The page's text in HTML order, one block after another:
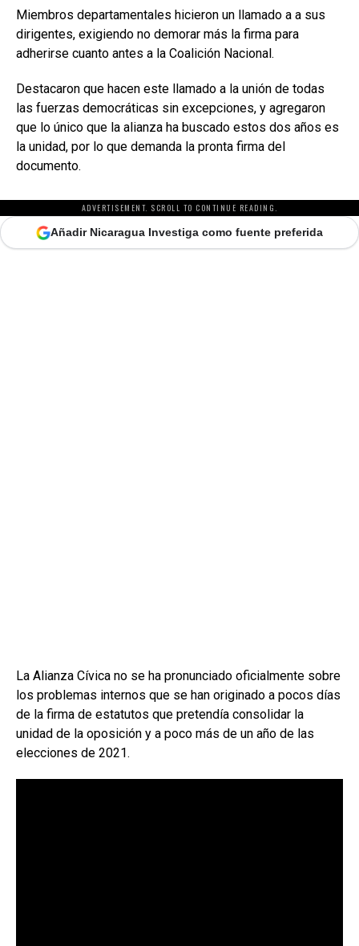
Miembros departamentales hicieron un llamado a a sus
dirigentes, exigiendo no demorar más la firma para
adherirse cuanto antes a la Coalición Nacional.
Destacaron que hacen este llamado a la unión de todas
las fuerzas democráticas sin excepciones, y agregaron
que lo único que la alianza ha buscado estos dos años es
la unidad, por lo que demanda la pronta firma del
documento.
ADVERTISEMENT. SCROLL TO CONTINUE READING.
Añadir Nicaragua Investiga como fuente preferida
La Alianza Cívica no se ha pronunciado oficialmente sobre
los problemas internos que se han originado a pocos días
de la firma de estatutos que pretendía consolidar la
unidad de la oposición y a poco más de un año de las
elecciones de 2021.